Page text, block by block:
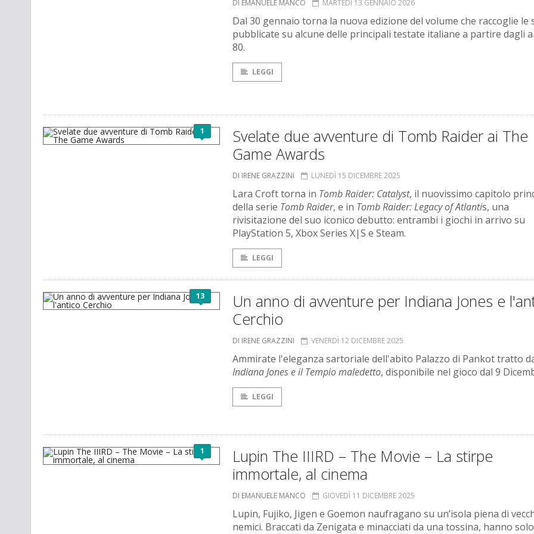
DI EMANUELE MANCO MARTEDÌ 13 GENNAIO 2026
Dal 30 gennaio torna la nuova edizione del volume che raccoglie le
pubblicate su alcune delle principali testate italiane a partire dagli
80.
LEGGI
1
Svelate due avventure di Tomb Raider ai The
Game Awards
DI IRENE GRAZZINI LUNEDÌ 15 DICEMBRE 2025
Lara Croft torna in Tomb Raider: Catalyst, il nuovissimo capitolo
della serie Tomb Raider, e in Tomb Raider: Legacy of Atlantis, una
rivisitazione del suo iconico debutto: entrambi i giochi in arrivo su
PlayStation 5, Xbox Series X|S e Steam.
LEGGI
13
Un anno di avventure per Indiana Jones e
Cerchio
DI IRENE GRAZZINI VENERDÌ 12 DICEMBRE 2025
Ammirate l'eleganza sartoriale dell'abito Palazzo di Pankot tratto
Indiana Jones e il Tempio maledetto, disponibile nel gioco dal 9
LEGGI
1
Lupin The IIIRD – The Movie – La stirpe
immortale, al cinema
DI EMANUELE MANCO GIOVEDÌ 11 DICEMBRE 2025
Lupin, Fujiko, Jigen e Goemon naufragano su un’isola piena di
nemici. Braccati da Zenigata e minacciati da una tossina, hanno